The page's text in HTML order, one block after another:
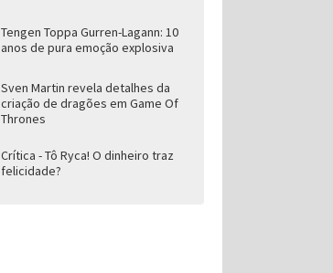
Tengen Toppa Gurren-Lagann: 10
anos de pura emoção explosiva
Sven Martin revela detalhes da
criação de dragões em Game Of
Thrones
Crítica - Tô Ryca! O dinheiro traz
felicidade?